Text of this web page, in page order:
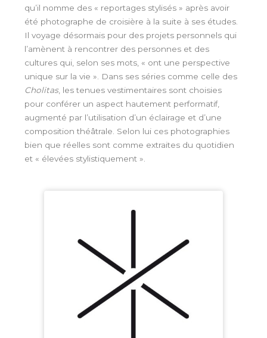
qu’il nomme des « reportages stylisés » après avoir
été photographe de croisière à la suite à ses études.
Il voyage désormais pour des projets personnels qui
l’amènent à rencontrer des personnes et des
cultures qui, selon ses mots, « ont une perspective
unique sur la vie ». Dans ses séries comme celle des
Cholitas, les tenues vestimentaires sont choisies
pour conférer un aspect hautement performatif,
augmenté par l’utilisation d’un éclairage et d’une
composition théâtrale. Selon lui ces photographies
bien que réelles sont comme extraites du quotidien
et « élevées stylistiquement ».